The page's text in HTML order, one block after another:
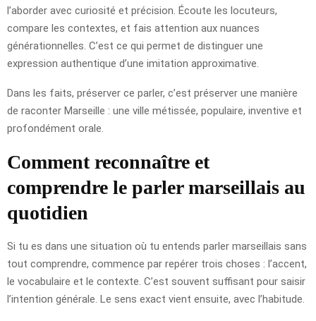
l’aborder avec curiosité et précision. Écoute les locuteurs,
compare les contextes, et fais attention aux nuances
générationnelles. C’est ce qui permet de distinguer une
expression authentique d’une imitation approximative.
Dans les faits, préserver ce parler, c’est préserver une manière
de raconter Marseille : une ville métissée, populaire, inventive et
profondément orale.
Comment reconnaître et
comprendre le parler marseillais au
quotidien
Si tu es dans une situation où tu entends parler marseillais sans
tout comprendre, commence par repérer trois choses : l’accent,
le vocabulaire et le contexte. C’est souvent suffisant pour saisir
l’intention générale. Le sens exact vient ensuite, avec l’habitude.